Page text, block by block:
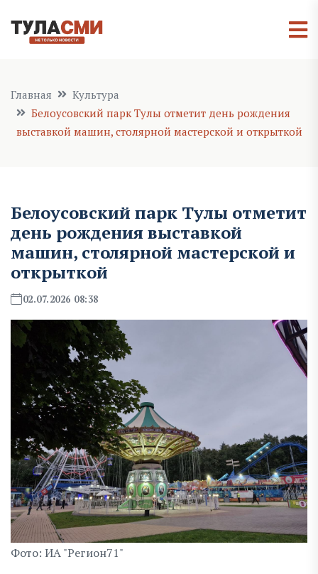
Главная
Культура
Белоусовский парк Тулы отметит день рождения
выставкой машин, столярной мастерской и открыткой
Белоусовский парк Тулы отметит
день рождения выставкой
машин, столярной мастерской и
открыткой
02.07.2026 08:38
Фото: ИА "Регион71"